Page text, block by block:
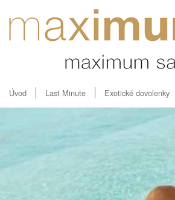
Úvod Last Minute Exotické dovolenky